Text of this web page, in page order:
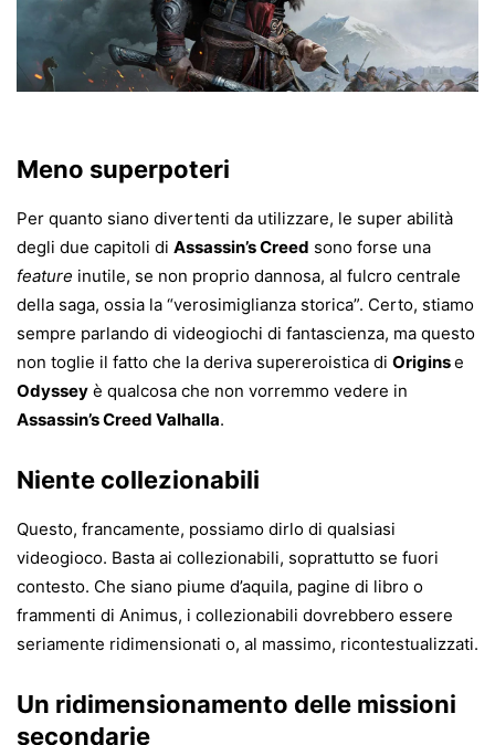
Meno superpoteri
Per quanto siano divertenti da utilizzare, le super abilità
degli due capitoli di Assassin’s Creed sono forse una
feature inutile, se non proprio dannosa, al fulcro centrale
della saga, ossia la “verosimiglianza storica”. Certo, stiamo
sempre parlando di videogiochi di fantascienza, ma questo
non toglie il fatto che la deriva supereroistica di Originse
Odyssey è qualcosa che non vorremmo vedere in
Assassin’s Creed Valhalla.
Niente collezionabili
Questo, francamente, possiamo dirlo di qualsiasi
videogioco. Basta ai collezionabili, soprattutto se fuori
contesto. Che siano piume d’aquila, pagine di libro o
frammenti di Animus, i collezionabili dovrebbero essere
seriamente ridimensionati o, al massimo, ricontestualizzati.
Un ridimensionamento delle missioni
secondarie